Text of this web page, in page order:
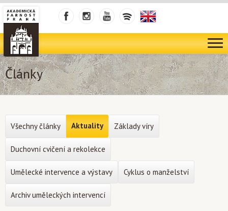
Články
Všechny články Aktuality Základy víry
Duchovní cvičení a rekolekce
Umělecké intervence a výstavy Cyklus o manželství
Archiv uměleckých intervencí